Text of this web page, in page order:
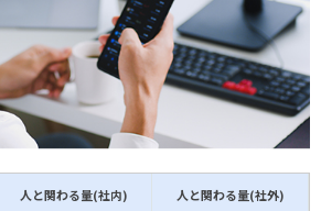
人と関わる量(社内) 人と関わる量(社外)